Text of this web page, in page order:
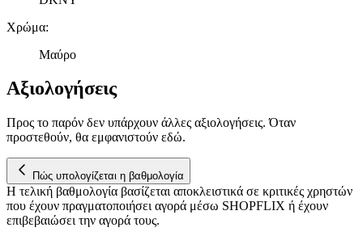
παρέχουμε λειτουργίες μέσων κοινωνικής δικτύωσης και να
αναλύουμε την κυκλοφορία μας. Εμείς και οι 1022 συνεργάτες
διεύθυνση IP σας, χρησιμοποιώντας τεχνολογία όπως cookies
στη συσκευή σας, με σκοπό την προβολή εξατομικευμένων
διαφημίσεις και περιεχόμενο, την καλύτερη εικόνα του κοινού
μας και την ανάπτυξη προϊόντων. Επίσης, κοινοποιούμε
τοποθεσίας μας στους συνεργάτες μέσων κοινωνικής
δικτύωσης, διαφημίσεων και ανάλυσης.
Χρώμα:
Μαύρο
Αξιολογήσεις
Προς το παρόν δεν υπάρχουν άλλες αξιολογήσεις. Όταν
προστεθούν, θα εμφανιστούν εδώ.
Πώς υπολογίζεται η βαθμολογία
Η τελική βαθμολογία βασίζεται αποκλειστικά σε κριτικές χρηστών
που έχουν πραγματοποιήσει αγορά μέσω SHOPFLIX ή έχουν
επιβεβαιώσει την αγορά τους.